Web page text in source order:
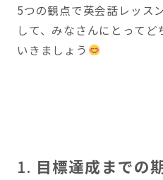
5つの観点で英会話レッス
して、みなさんにとって
いきましょう
1. 目標達成までの